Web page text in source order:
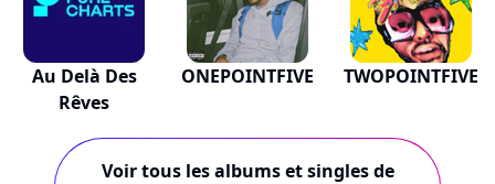
Au Delà Des
Rêves
ONEPOINTFIVE TWOPOINTFIVE
Voir tous les albums et singles de